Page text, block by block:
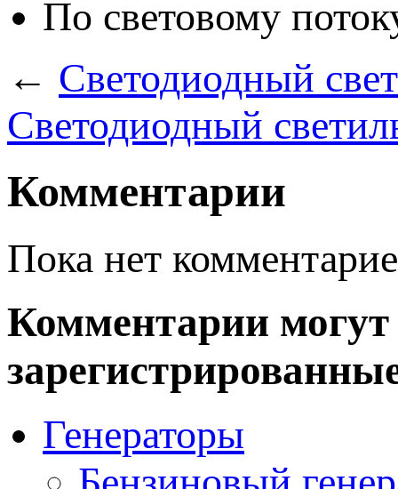
По световому
← Светодиодный
Светодиодный
Комментарии
Пока нет
Комментарии могут
Генераторы